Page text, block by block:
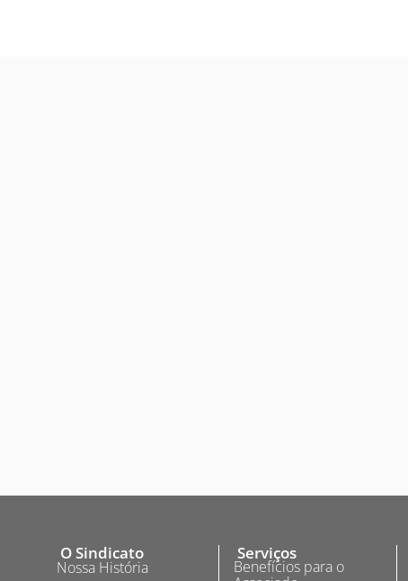
O Sindicato
Nossa História
Serviços
Benefícios para o